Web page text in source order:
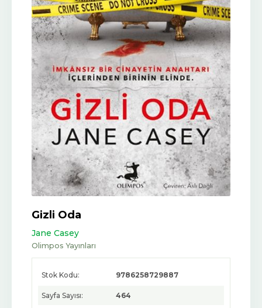
Gizli Oda
Jane Casey
Olimpos Yayınları
Stok Kodu: 9786258729887
Sayfa Sayısı: 464